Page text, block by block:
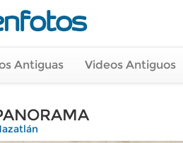
Antiguas Videos Antiguos